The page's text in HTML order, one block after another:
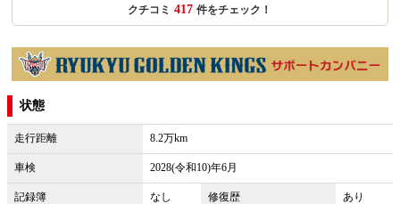
クチコミ 417 件をチェック！
状態
走行距離 8.2万km
車検 2028(令和10)年6月
記録簿 なし 修復歴 あり